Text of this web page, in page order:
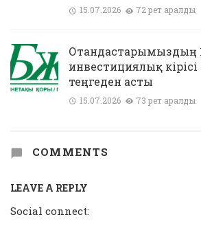
15.07.2026 72 рет қаралды
Отандастарымыздың
инвестициялық кірісі
теңгеден асты
15.07.2026 73 рет қаралды
COMMENTS
LEAVE A REPLY
Social connect: